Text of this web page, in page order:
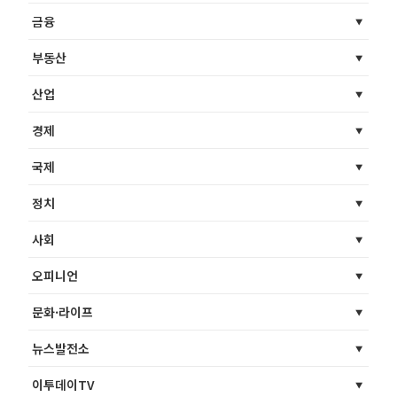
금융
부동산
산업
경제
국제
정치
사회
오피니언
문화·라이프
뉴스발전소
이투데이TV